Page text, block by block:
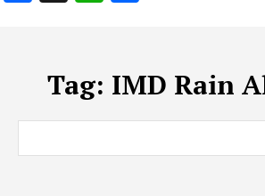
Tag: IMD Rain